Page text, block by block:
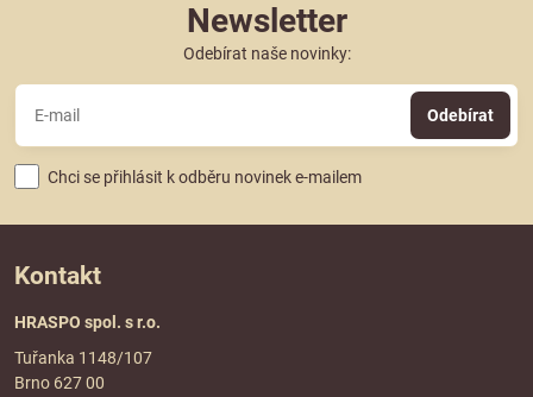
Newsletter
Odebírat naše novinky:
Odebírat
Chci se přihlásit k odběru novinek e-mailem
Kontakt
HRASPO spol. s r.o.
Tuřanka 1148/107
Brno 627 00